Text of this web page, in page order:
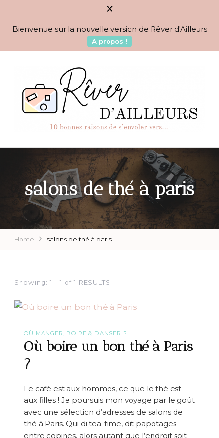
Bienvenue sur la nouvelle version de Rêver d'Ailleurs
A propos !
Rêver d'Ailleurs – 10
raisons de s'envoler vers…
BLOG VOYAGES DEPUIS 2010
salons de thé à paris
Home salons de thé à paris
Showing: 1 - 1 of 1 RESULTS
OÙ MANGER, BOIRE & DANSER ?
Où boire un bon thé à Paris
?
Le café est aux hommes, ce que le thé est
aux filles ! Je poursuis mon voyage par le goût
avec une sélection d’adresses de salons de
thé à Paris. Qui di tea-time, dit papotages
entre copines, alors autant que l’endroit soit